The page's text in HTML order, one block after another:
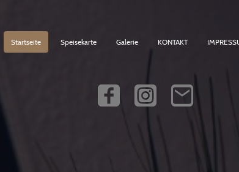
Startseite Speisekarte Galerie KONTAKT